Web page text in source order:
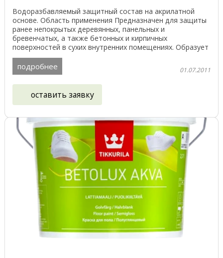
Водоразбавляемый защитный состав на акрилатной
основе. Область применения Предназначен для защиты
ранее непокрытых деревянных, панельных и
бревенчатых, а также бетонных и кирпичных
поверхностей в сухих внутренних помещениях. Образует
водо- и ...
подробнее 01.07.2011
оставить заявку